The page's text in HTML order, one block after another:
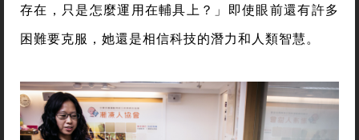
存在，只是怎麼運用在輔具上？」即使眼前還有許多
困難要克服，她還是相信科技的潛力和人類智慧。